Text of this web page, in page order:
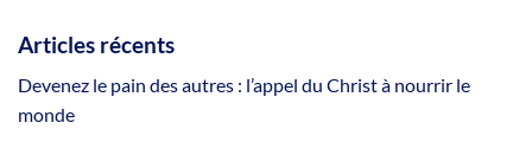
Articles récents
Devenez le pain des autres : l’appel du Christ à nourrir le
monde